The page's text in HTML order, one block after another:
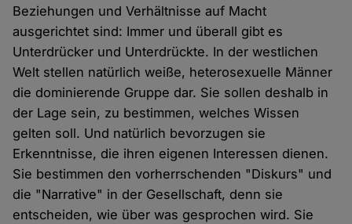
Beziehungen und Verhältnisse auf Macht
ausgerichtet sind: Immer und überall gibt es
Unterdrücker und Unterdrückte. In der westlichen
Welt stellen natürlich weiße, heterosexuelle Männer
die dominierende Gruppe dar. Sie sollen deshalb in
der Lage sein, zu bestimmen, welches Wissen
gelten soll. Und natürlich bevorzugen sie
Erkenntnisse, die ihren eigenen Interessen dienen.
Sie bestimmen den vorherrschenden "Diskurs" und
die "Narrative" in der Gesellschaft, denn sie
entscheiden, wie über was gesprochen wird. Sie